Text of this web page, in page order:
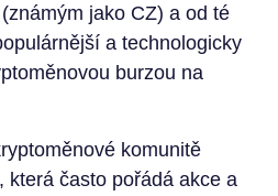
jako CZ) a od té
a technologicky
burzou na
komunitě
která často pořádá akce a